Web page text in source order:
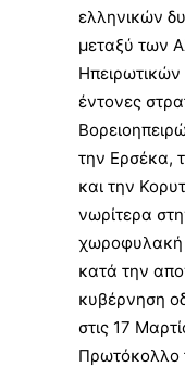
ελληνικών
μεταξύ των
έντονες
την Ερσέκα,
και την
νωρίτερα
χωροφυλακή
κατά την
κυβέρνηση
στις 17
Πρωτόκολλο